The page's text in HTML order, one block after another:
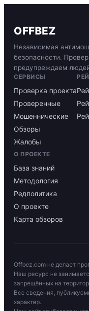
OFFBEZ
Независимая
безопасности.
предупреждаем
СЕРВИСЫ
Проверка проекта
Проверенные
Мошеннические
Обзоры
Жалобы
О ПРОЕКТЕ
База знаний
Методология
Редполитика
О проекте
Карта обзоров
Offbez.com не делает
Наш ресурс не
запрещённых на
Все сведения,
характер.